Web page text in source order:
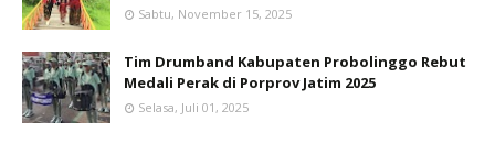
Sabtu, November 15, 2025
Tim Drumband Kabupaten Probolinggo Rebut
Medali Perak di Porprov Jatim 2025
Selasa, Juli 01, 2025